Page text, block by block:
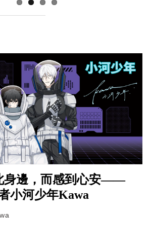
身邊，而感到心安——
小河少年Kawa